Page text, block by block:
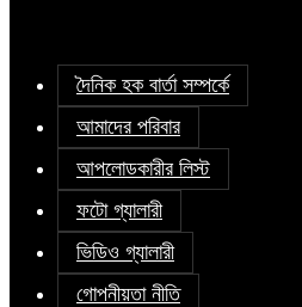
দৈনিক হক বার্তা সম্পর্কে
আমাদের পরিবার
আপলোডকারীর লিস্ট
ফটো গ্যালারী
ভিডিও গ্যালারী
গোপনীয়তা নীতি